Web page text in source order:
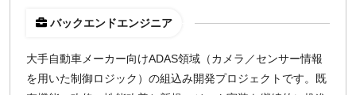
バックエンドエンジニア
大手自動車メーカー向けADAS領域（カメラ／センサー情報
を用いた制御ロジック）の組込み開発プロジェクトです。既